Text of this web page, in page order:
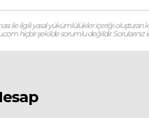
Dayanımı minimum 5
ilgili yasal yükümlülükler içeriği oluşturan
hiçbir şekilde sorumlu değildir. Sorularınız